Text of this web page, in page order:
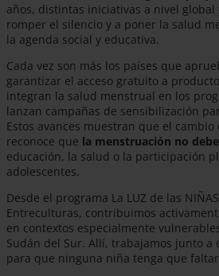
años, distintas iniciativas a nivel global
romper el silencio y a poner la salud
la agenda social y educativa.
Cada vez son más los países que
garantizar el acceso gratuito a
integran la salud menstrual en los
lanzan campañas de sensibilización
Estos avances muestran que el
reconoce que la menstruación no
educación, la salud o la participación
adolescentes.
Desde el programa La LUZ de las
Entreculturas, contribuimos
en contextos especialmente
Sudán del Sur. Allí, trabajamos junto a
para que ninguna niña tenga que